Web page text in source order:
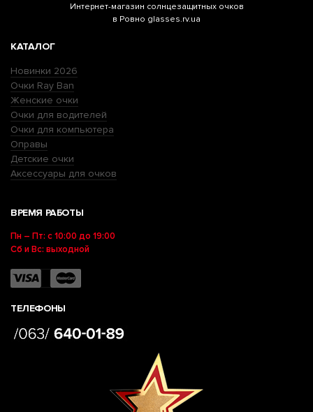
Интернет-магазин солнцезащитных очков
в Ровно glasses.rv.ua
КАТАЛОГ
Новинки 2026
Очки Ray Ban
Женские очки
Очки для водителей
Очки для компьютера
Оправы
Детские очки
Аксессуары для очков
ВРЕМЯ РАБОТЫ
Пн – Пт: с 10:00 до 19:00
Сб и Вс: выходной
ТЕЛЕФОНЫ